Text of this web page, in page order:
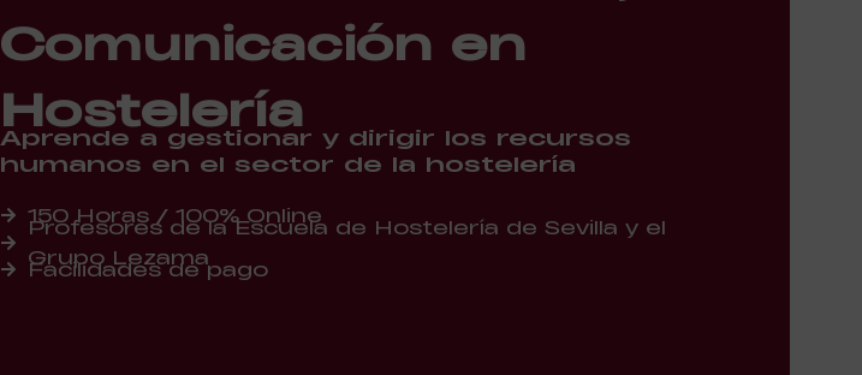
Comunicación en
Hostelería
Aprende a gestionar y dirigir los recursos
humanos en el sector de la hostelería
150 Horas / 100% Online
Profesores de la Escuela de Hostelería de Sevilla y el
Grupo Lezama
Facilidades de pago